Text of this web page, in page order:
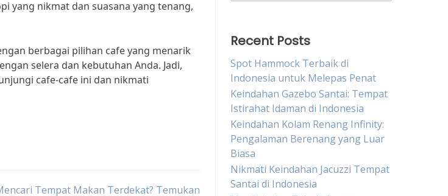
yang nikmat dan suasana yang tenang,
berbagai pilihan cafe yang menarik
selera dan kebutuhan Anda. Jadi,
cafe-c​afe ini dan nikmati
Tempat Makan Terdekat? Temukan
Recent Posts
Spot Hammock Terbaik di
Indonesia untuk Melepas Penat
Keindahan Gazebo Santai: Tempat
Istirahat Idaman di Indonesia
Keindahan Kolam Renang Infinity:
Pengalaman Berenang yang Luar
Biasa
Nikmati Keindahan Jacuzzi Tempat
Santai di Indonesia